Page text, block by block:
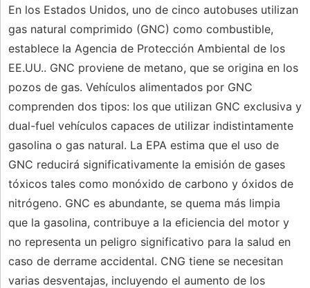
En los Estados Unidos, uno de cinco autobuses utilizan
gas natural comprimido (GNC) como combustible,
establece la Agencia de Protección Ambiental de los
EE.UU.. GNC proviene de metano, que se origina en los
pozos de gas. Vehículos alimentados por GNC
comprenden dos tipos: los que utilizan GNC exclusiva y
dual-fuel vehículos capaces de utilizar indistintamente
gasolina o gas natural. La EPA estima que el uso de
GNC reducirá significativamente la emisión de gases
tóxicos tales como monóxido de carbono y óxidos de
nitrógeno. GNC es abundante, se quema más limpia
que la gasolina, contribuye a la eficiencia del motor y
no representa un peligro significativo para la salud en
caso de derrame accidental. CNG tiene se necesitan
varias desventajas, incluyendo el aumento de los